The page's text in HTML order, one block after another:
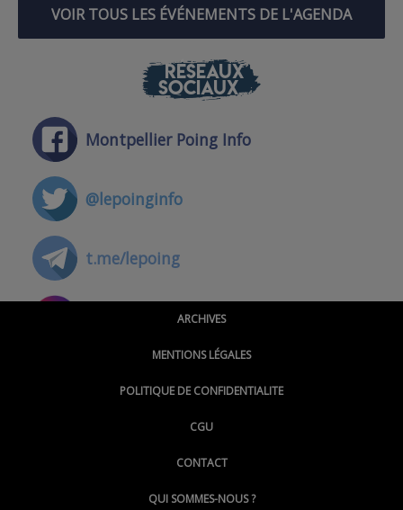
VOIR TOUS LES ÉVÉNEMENTS DE L'AGENDA
RÉSEAUX
SOCIAUX
Montpellier Poing Info
@lepoinginfo
t.me/lepoing
@montpellierpoinginfo
@LePoingMontpellier
ARCHIVES
MENTIONS LÉGALES
POLITIQUE DE CONFIDENTIALITE
CGU
CONTACT
QUI SOMMES-NOUS ?